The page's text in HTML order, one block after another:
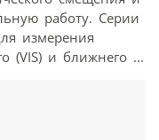
работу. Серии
измерения
(VIS) и ближнего ...